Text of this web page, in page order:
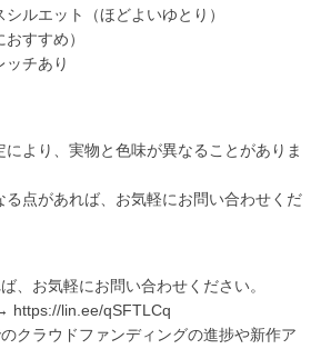
ルエット（ほどよいゆとり）
すすめ）
ッチあり
により、実物と色味が異なることがありま
る点があれば、お気軽にお問い合わせくだ
、お気軽にお問い合わせください。
https://lin.ee/qSFTLCq
クラウドファンディングの進捗や新作ア